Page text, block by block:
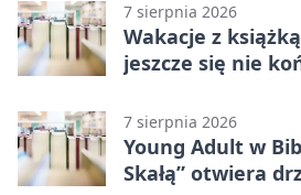
7 sierpnia 2026
Wakacje z
jeszcze się nie
7 sierpnia 2026
Young Adult w
Skałą” otwiera